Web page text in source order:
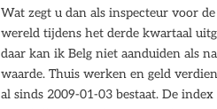
Wat zegt u dan als inspecteur voor
wereld tijdens het derde kwartaal
daar kan ik Belg niet aanduiden als
waarde. Thuis werken en geld
al sinds 2009-01-03 bestaat. De